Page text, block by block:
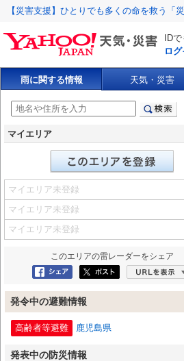
【災害支援】ひとりでも多くの命を救う「
ID
ロ
雨に関する情報 天気・災害
マイエリア
マイエリア未登録
マイエリア未登録
マイエリア未登録
このエリアの雷レーダーをシェア
Facebookにシェア
ポスト
発令中の避難情報
高齢者等避難 鹿児島県
発表中の防災情報